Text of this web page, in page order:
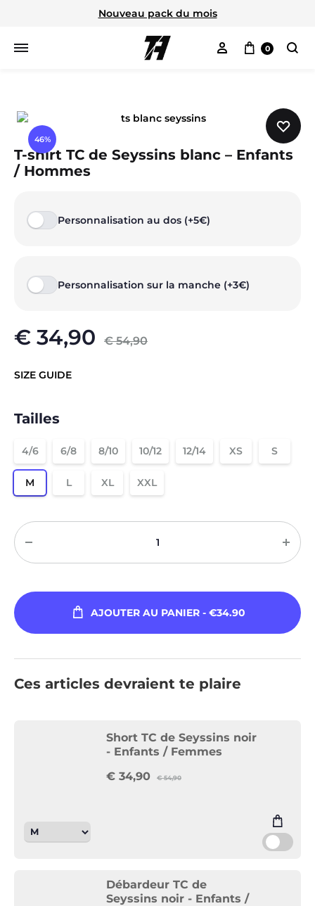
Nouveau pack du mois
Mon compte
Panier
0
46%
T-shirt TC de Seyssins blanc – Enfants
/ Hommes
Personnalisation au dos (+5€)
Personnalisation sur la manche (+3€)
€ 34,90 €54,90
SIZE GUIDE
Tailles
4/6 6/8 8/10 10/12 12/14 XS S
M L XL XXL
Quantité
AJOUTER AU PANIER - €34.90
Ces articles devraient te plaire
Short TC de Seyssins noir
- Enfants / Femmes
€ 34,90 €54,90
Débardeur TC de
Seyssins noir - Enfants /